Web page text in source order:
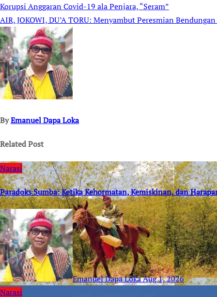
Post
navigation
Korupsi Anggaran Covid-19 ala Penjara, “Seram”
AIR, JOKOWI, DU’A TORU: Menyambut Peresmian
ByEmanuel Dapa Loka
Related Post
Narasi
Paradoks Sumba: Ketika Kehormatan, Kemiskinan, dan
Emanuel Dapa LokaAug 1, 2026
Narasi